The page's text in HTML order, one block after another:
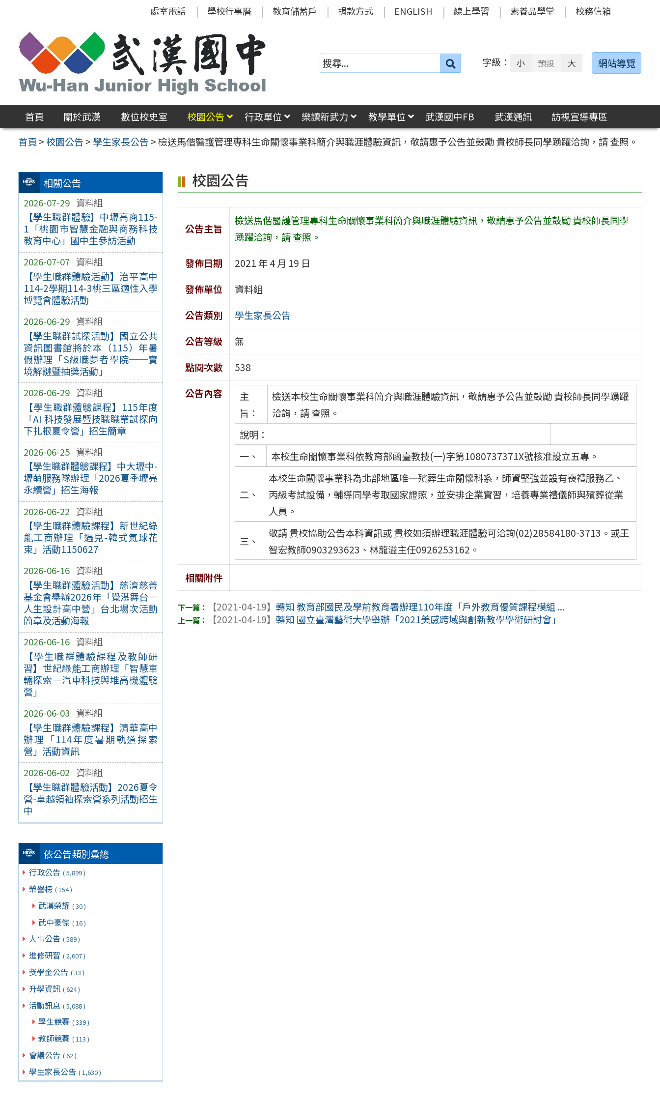
區
處室電話 學校行事曆 教育儲蓄戶 捐款方式 ENGLISH 線上學習 素養品學堂 校務信箱
搜
字級： 小 預設 大 網站導覽
首頁 關於武漢 數位校史室 校園公告 行政單位 樂讀新武力 教學單位 武漢國中FB 武漢通訊
訪視宣導專區
首頁 >校園公告 > 學生家長公告 >檢送馬偕醫護管理專科生命關懷事業科簡介與職涯體驗資訊，敬請惠予公告並鼓勵 貴校師長同學踴躍洽詢，請 查照。
相關公告
2026-07-29 資料組
【學生職群體驗】中壢高商115-
1「桃園市智慧金融與商務科技
教育中心」國中生參訪活動
2026-07-07 資料組
【學生職群體驗活動】治平高中
114-2學期114-3桃三區適性入學
博覽會體驗活動
2026-06-29 資料組
【學生職群試探活動】國立公共
資訊圖書館將於本（115）年暑
假辦理「S級職夢者學院──實
境解謎暨抽獎活動」
2026-06-29 資料組
【學生職群體驗課程】115年度
「AI 科技發展暨技職職業試探向
下扎根夏令營」招生簡章
2026-06-25 資料組
【學生職群體驗課程】中大壢中-
壢萌服務隊辦理「2026夏季壢亮
永續營」招生海報
2026-06-22 資料組
【學生職群體驗課程】新世紀綠
能工商辦理「遇見-韓式氣球花
束」活動1150627
2026-06-16 資料組
【學生職群體驗活動】慈濟慈善
基金會舉辦2026年「覺湛舞台－
人生設計高中營」台北場次活動
簡章及活動海報
2026-06-16 資料組
【學生職群體驗課程及教師研
習】世紀綠能工商辦理「智慧車
輛探索－汽車科技與堆高機體驗
營」
2026-06-03 資料組
【學生職群體驗課程】清華高中
辦理「114年度暑期軌道探索
營」活動資訊
2026-06-02 資料組
【學生職群體驗活動】2026夏令
營-卓越領袖探索營系列活動招生
中
依公告類別彙總
行政公告 ( 5,899 )
榮譽榜 ( 154 )
武漢榮耀 ( 30 )
武中豪傑 ( 16 )
人事公告 ( 589 )
進修研習 ( 2,607 )
獎學金公告 ( 33 )
升學資訊 ( 624 )
活動訊息 ( 5,088 )
學生競賽 ( 339 )
教師競賽 ( 113 )
會議公告 ( 62 )
學生家長公告 ( 1,630 )
校園公告
公告主旨
檢送馬偕醫護管理專科生命關懷事業科簡介與職涯體驗資訊，敬請惠予公告並鼓勵 貴校師長同學
踴躍洽詢，請 查照。
發佈日期
2021 年 4 月 19 日
發佈單位
資料組
公告類別
學生家長公告
公告等級
無
點閱次數
538
公告內容
主
旨：
檢送本校生命關懷事業科簡介與職涯體驗資訊，敬請惠予公告並鼓勵 貴校師長同學踴躍
洽詢，請 查照。
說明：
一、
本校生命關懷事業科依教育部函臺教技(一)字第1080737371X號核准設立五專。
二、
本校生命關懷事業科為北部地區唯一殯葬生命關懷科系，師資堅強並設有喪禮服務乙、
丙級考試設備，輔導同學考取國家證照，並安排企業實習，培養專業禮儀師與殯葬從業
人員。
三、
敬請 貴校協助公告本科資訊或 貴校如須辦理職涯體驗可洽詢(02)28584180-3713。或王
智宏教師0903293623、林龍溢主任0926253162。
相關附件
【2021-04-19】轉知 教育部國民及學前教育署辦理110年度「戶外教育優質課程模組 ...
【2021-04-19】轉知 國立臺灣藝術大學舉辦「2021美感跨域與創新教學學術研討會」